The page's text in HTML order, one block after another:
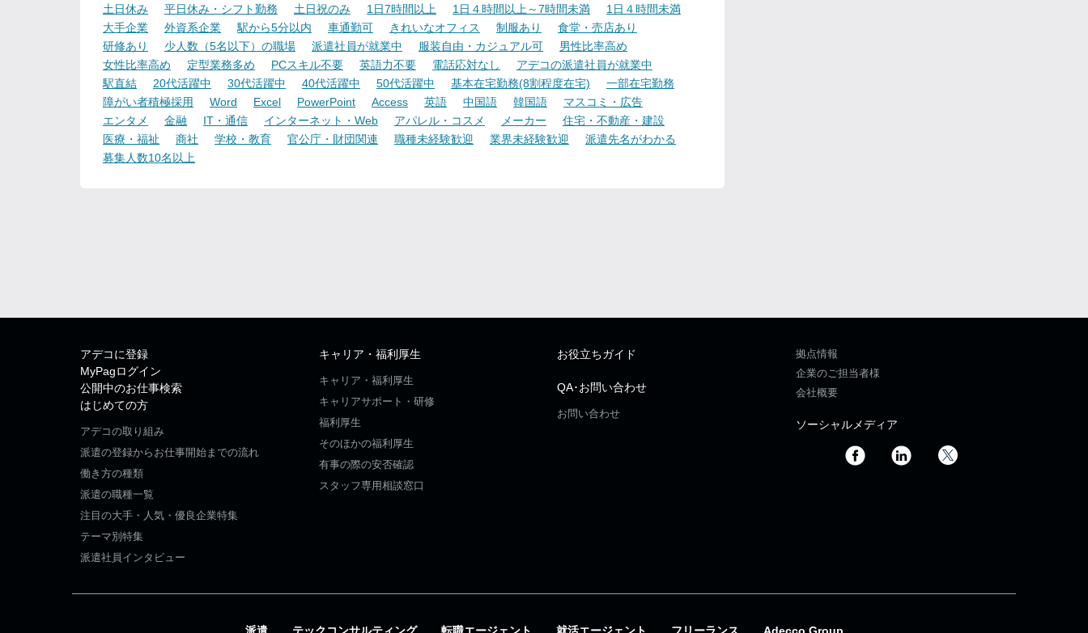
土日休み
平日休み・シフト勤務 土日祝のみ 1日7時間以上 1日４時間以上～7時間未満
1日４時間未満
大手企業
外資系企業 駅から5分以内 車通勤可 きれいなオフィス 制服あり
食堂・売店あり
研修あり
少人数（5名以下）の職場 派遣社員が就業中 服装自由・カジュアル可
男性比率高め
女性比率高め
定型業務多め PCスキル不要 英語力不要 電話応対なし
アデコの派遣社員が就業中
駅直結
20代活躍中 30代活躍中 40代活躍中 50代活躍中 基本在宅勤務(8割程度在宅)
一部在宅勤務
障がい者積極採用
Word Excel PowerPoint Access 英語 中国語 韓国語
マスコミ・広告
エンタメ
金融 IT・通信 インターネット・Web アパレル・コスメ メーカー
住宅・不動産・建設
医療・福祉
商社 学校・教育 官公庁・財団関連 職種未経験歓迎 業界未経験歓迎
派遣先名がわかる
募集人数10名以上
アデコに登録
MyPagログイン
公開中のお仕事検索
はじめての方
アデコの取り組み
派遣の登録からお仕事開始までの流れ
働き方の種類
派遣の職種一覧
注目の大手・人気・優良企業特集
テーマ別特集
派遣社員インタビュー
キャリア・福利厚生
キャリア・福利厚生
キャリアサポート・研修
福利厚生
そのほかの福利厚生
有事の際の安否確認
スタッフ専用相談窓口
お役立ちガイド
QA･お問い合わせ
お問い合わせ
拠点情報
企業のご担当者様
会社概要
ソーシャルメディア